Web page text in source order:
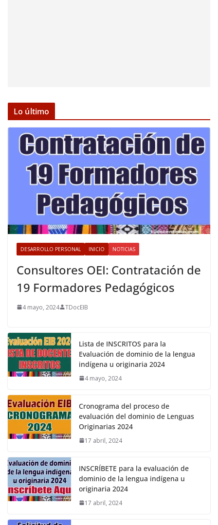
Lo último
DESARROLLO PERSONAL INICIO NOTICIAS
Consultores OEI: Contratación de
19 Formadores Pedagógicos
4 mayo, 2024 TDocEIB
Lista de INSCRITOS para la
Evaluación de dominio de la lengua
indígena u originaria 2024
4 mayo, 2024
Cronograma del proceso de
evaluación del dominio de Lenguas
Originarias 2024
17 abril, 2024
INSCRÍBETE para la evaluación de
dominio de la lengua indígena u
originaria 2024
17 abril, 2024